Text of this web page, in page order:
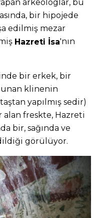
arkeologlar, bu
bir hipojede
edilmiş mezar
Hazreti İsa'nın
bir erkek, bir
klinenin
yapılmış sedir)
alan freskte, Hazreti
bir, sağında ve
görülüyor.